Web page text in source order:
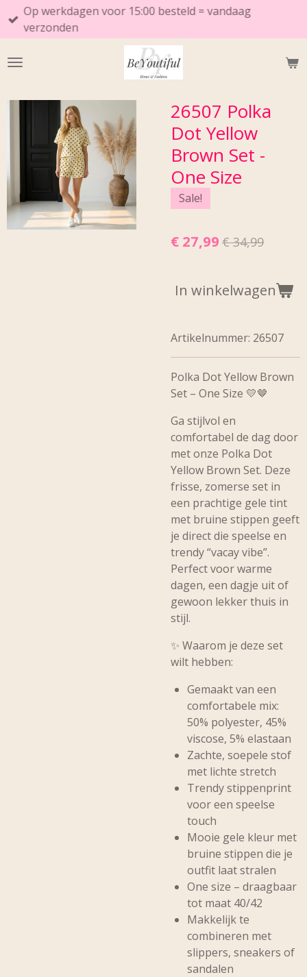
Ga
direct
de
Op werkdagen voor 15:00 besteld = vandaag
verzonden
26507 Polka
Dot Yellow
Brown Set -
One Size
Sale!
€ 27,99 € 34,99
In winkelwagen
Artikelnummer: 26507
Polka Dot Yellow Brown
Set – One Size 💛🤎
Ga stijlvol en
comfortabel de dag door
met onze Polka Dot
Yellow Brown Set. Deze
frisse, zomerse set in
een prachtige gele tint
met bruine stippen geeft
je direct die speelse en
trendy “vacay vibe”.
Perfect voor warme
dagen, een dagje uit of
gewoon lekker thuis in
stijl.
✨ Waarom je deze set
wilt hebben:
Gemaakt van een
comfortabele mix:
50% polyester, 45%
viscose, 5% elastaan
Zachte, soepele stof
met lichte stretch
Trendystippenprint
voor een speelse
touch
Mooie gele kleur met
bruine stippen die je
outfit laat stralen
One size – draagbaar
tot maat 40/42
Makkelijk te
combineren met
slippers, sneakers of
sandalen